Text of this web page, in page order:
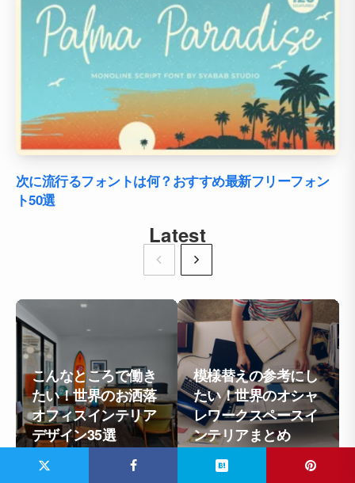
次に流行るフォントは何？おすすめ最新フリーフォン
ト50選
Latest
こんなところで働き
たい！世界のお洒落
オフィスインテリア
デザイン35選
模様替えの参考にし
たい！世界のオシャ
レワークスペースイ
ンテリアまとめ